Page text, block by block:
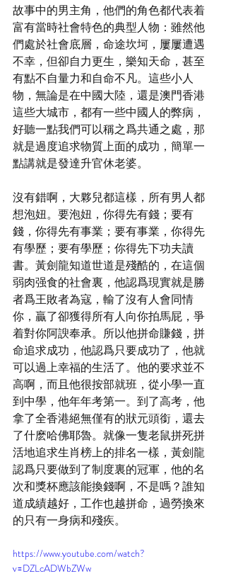
故事中的男主角，他們的角色都代表着
富有當時社會特色的典型人物：雖然他
們處於社會底層，命途坎坷，屢屢遭遇
不幸，但卻自力更生，樂知天命，甚至
有點不自量力和自命不凡。這些小人
物，無論是在中國大陸，還是澳門香港
這些大城市，都有一些中國人的弊病，
好聽一點我們可以稱之爲共通之處，那
就是過度追求物質上面的成功，簡單一
點講就是發達升官休老婆。
沒有錯啊，大夥兒都這樣，所有男人都
想泡妞。要泡妞，你得先有錢；要有
錢，你得先有事業；要有事業，你得先
有學歷；要有學歷；你得先下功夫讀
書。黃劍龍知道世道是殘酷的，在這個
弱肉强食的社會裏，他認爲現實就是勝
者爲王敗者為寇，輸了沒有人會同情
你，贏了卻獲得所有人向你拍馬屁，爭
着對你阿諛奉承。所以他拼命賺錢，拼
命追求成功，他認爲只要成功了，他就
可以過上幸福的生活了。他的要求並不
高啊，而且他很按部就班，從小學一直
到中學，他年年考第一。到了高考，他
拿了全香港絕無僅有的狀元頭銜，還去
了什麽哈佛耶魯。就像一隻老鼠拼死拼
活地追求生肖榜上的排名一樣，黃劍龍
認爲只要做到了制度裏的冠軍，他的名
次和獎杯應該能換錢啊，不是嗎？誰知
道成績越好，工作也越拼命，過勞換來
的只有一身病和殘疾。
https://www.youtube.com/watch?
v=DZLcADWbZWw